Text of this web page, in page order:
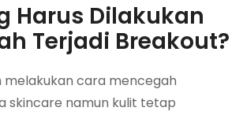
Harus Dilakukan
Terjadi Breakout?
melakukan cara mencegah
skincare namun kulit tetap